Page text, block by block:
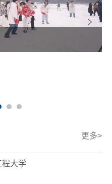
更多>
程大学